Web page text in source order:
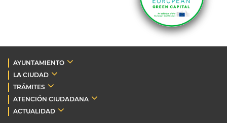
AYUNTAMIENTO
LA CIUDAD
TRÁMITES
ATENCIÓN CIUDADANA
ACTUALIDAD